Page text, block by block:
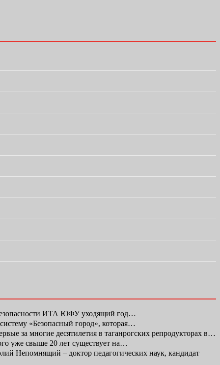
ИТА ЮФУ уходящий год…
«Безопасный город», которая…
за многие десятилетия в таганрогских репродукторах в…
уже свыше 20 лет существует на…
Непомнящий – доктор педагогических наук, кандидат